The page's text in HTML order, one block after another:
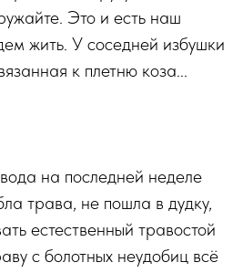
Это и есть наш
жить. У соседней избушки
к плетню коза...
на последней неделе
трава, не пошла в дудку,
естественный травостой
с болотных неудобиц всё